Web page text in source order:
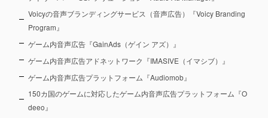
Voicyの音声ブランディングサービス（音声広告）『Voicy Branding
Program』
ゲーム内音声広告『GainAds（ゲイン アズ）』
ゲーム内音声広告アドネットワーク『IMASIVE（イマシブ）』
ゲーム内音声広告プラットフォーム『Audiomob』
150カ国のゲームに対応したゲーム内音声広告プラットフォーム『O
deeo』